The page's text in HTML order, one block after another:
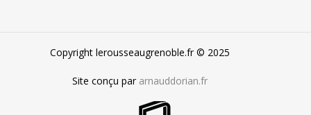
Copyright lerousseaugrenoble.fr © 2025
Site conçu par arnauddorian.fr